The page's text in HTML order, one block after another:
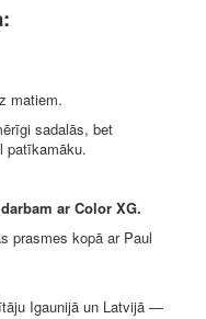
matiem.
sadalās, bet
patīkamāku.
ar Color XG.
prasmes kopā ar Paul
Igaunijā un Latvijā —